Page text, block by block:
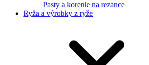
Pasty a korenie na rezance
Ryža a výrobky z ryže